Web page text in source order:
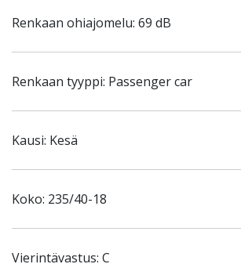
Renkaan ohiajomelu: 69 dB
Renkaan tyyppi: Passenger car
Kausi: Kesä
Koko: 235/40-18
Vierintävastus: C